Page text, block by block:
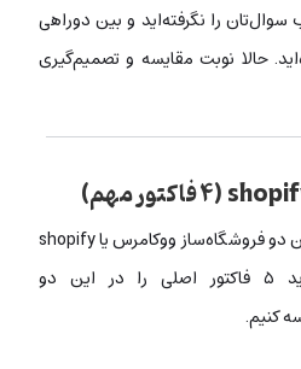
سوال‌تان را نگرفته‌اید و بین دوراهی
حالا نوبت مقایسه و تصمیم‌گیری
۴ فاکتور مهم )
اگر بخواهیم انتخاب درستی بین دو فروشگاه‌ساز ووکامرس یا shopify
داشته باشیم، در ابتدا باید ۵ فاکتور اصلی را در این دو
کنیم.